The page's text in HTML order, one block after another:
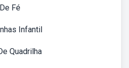
Fé
Infantil
Quadrilha